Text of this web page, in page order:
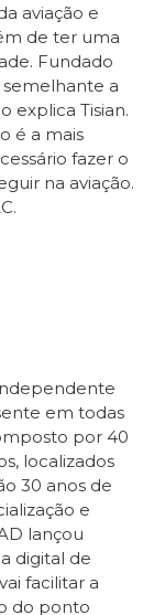
aviação e
de ter uma
Fundado
a
explica Tisian.
é a mais
fazer o
na aviação.
em todas
por 40
localizados
30 anos de
e
lançou
digital de
facilitar a
do ponto